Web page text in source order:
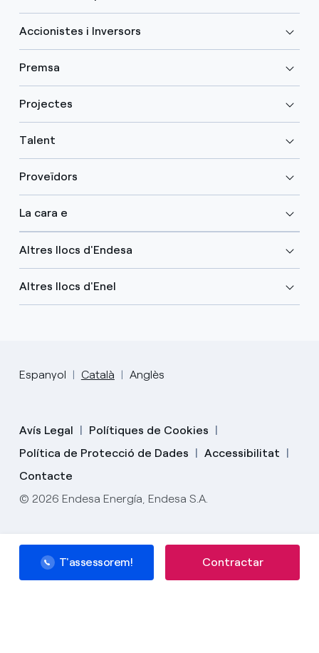
T'assessorem! Contractar
Accionistes i Inversors
Premsa
Projectes
Talent
Proveïdors
La cara e
Altres llocs d'Endesa
Altres llocs d'Enel
Espanyol Català Anglès
Avís Legal
Polítiques de Cookies
Política de Protecció de Dades
Accessibilitat
Contacte
© 2026 Endesa Energía, Endesa S.A.